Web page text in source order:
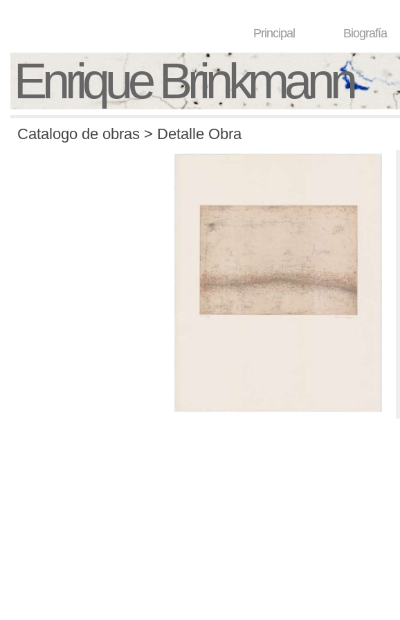
Principal Biografía
Enrique Brinkmann
Catalogo de obras > Detalle Obra